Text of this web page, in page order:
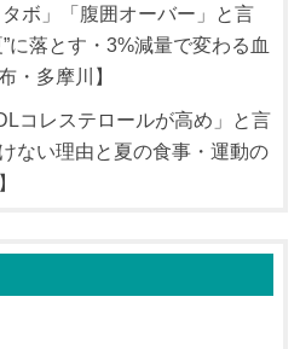
ボ」「腹囲オーバー」と言
に落とす・3%減量で変わる血
・多摩川】
コレステロールが高め」と言
ない理由と夏の食事・運動の